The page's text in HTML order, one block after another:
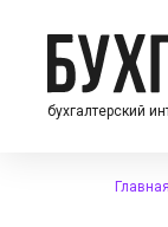
бухгалтерский
Главная